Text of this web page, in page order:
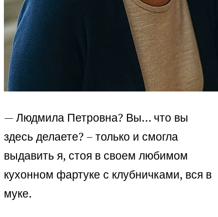
— Людмила Петровна? Вы… что вы
здесь делаете? – только и смогла
выдавить я, стоя в своем любимом
кухонном фартуке с клубничками, вся в
муке.